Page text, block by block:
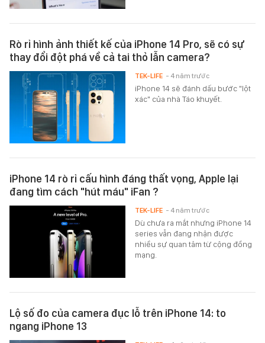
Rò rỉ hình ảnh thiết kế của iPhone 14 Pro, sẽ có sự
thay đổi đột phá về cả tai thỏ lẫn camera?
iPhone 14 sẽ đánh dấu bước "lột
xác" của nhà Táo khuyết.
TEK-LIFE - 4 năm trước
iPhone 14 rò rỉ cấu hình đáng thất vọng, Apple lại
đang tìm cách "hút máu" iFan ?
Dù chưa ra mắt nhưng iPhone 14
series vẫn đang nhận được
nhiều sự quan tâm từ cộng đồng
mạng.
TEK-LIFE - 4 năm trước
Lộ số đo của camera đục lỗ trên iPhone 14: to
ngang iPhone 13